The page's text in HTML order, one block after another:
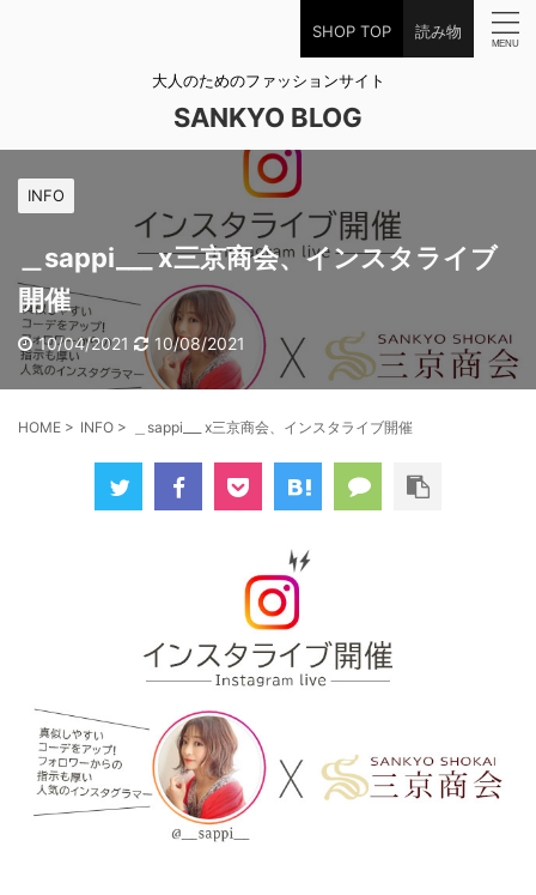
SHOP TOP 読み物
大人のためのファッションサイト
SANKYO BLOG
INFO
＿sappi___ x三京商会、インスタライブ
開催
10/04/2021 10/08/2021
HOME > INFO > ＿sappi___ x三京商会、インスタライブ開催